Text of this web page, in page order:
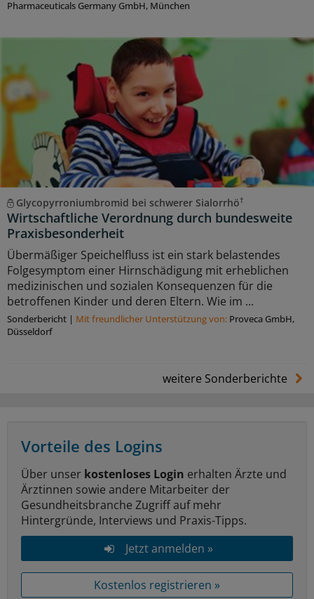
Pharmaceuticals Germany GmbH, München
Glycopyrroniumbromid bei schwerer Sialorrhö†
Wirtschaftliche Verordnung durch bundesweite
Praxisbesonderheit
Übermäßiger Speichelfluss ist ein stark belastendes
Folgesymptom einer Hirnschädigung mit erheblichen
medizinischen und sozialen Konsequenzen für die
betroffenen Kinder und deren Eltern. Wie im ...
Sonderbericht | Mit freundlicher Unterstützung von: Proveca GmbH,
Düsseldorf
weitere Sonderberichte
Vorteile des Logins
Über unser kostenloses Login erhalten Ärzte und
Ärztinnen sowie andere Mitarbeiter der
Gesundheitsbranche Zugriff auf mehr
Hintergründe, Interviews und Praxis-Tipps.
Jetzt anmelden »
Kostenlos registrieren »